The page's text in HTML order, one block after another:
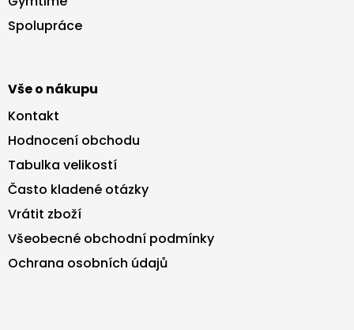
Spolupráce
Vše o nákupu
Kontakt
Hodnocení obchodu
Tabulka velikostí
Často kladené otázky
Vrátit zboží
Všeobecné obchodní podmínky
Ochrana osobních údajů